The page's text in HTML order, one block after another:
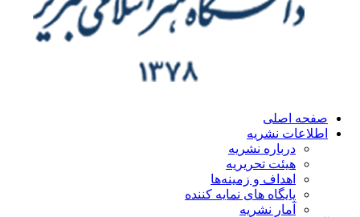
اصلی
نشریه
درباره نشریه
هیئت تحریریه
اهداف و زمینه‌ها
پایگاه های نمایه کننده
آمار نشریه